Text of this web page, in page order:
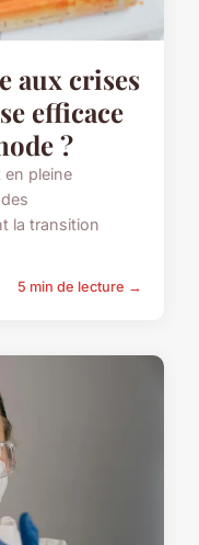
aux crises
efficace
?
pleine
la transition
5 min de lecture →